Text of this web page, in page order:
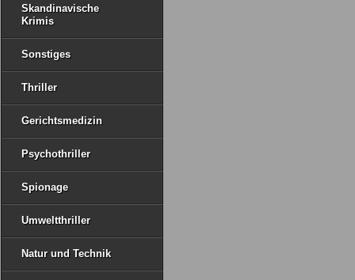
Skandinavische
Krimis
Sonstiges
Thriller
Gerichtsmedizin
Psychothriller
Spionage
Umweltthriller
Natur und Technik